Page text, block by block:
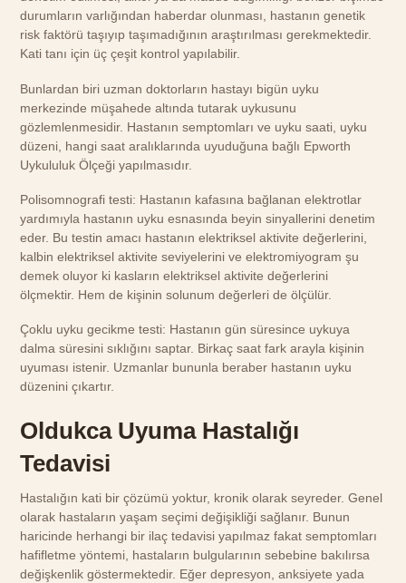
durumların varlığından haberdar olunması, hastanın genetik
risk faktörü taşıyıp taşımadığının araştırılması gerekmektedir.
Kati tanı için üç çeşit kontrol yapılabilir.
Bunlardan biri uzman doktorların hastayı bigün uyku
merkezinde müşahede altında tutarak uykusunu
gözlemlenmesidir. Hastanın semptomları ve uyku saati, uyku
düzeni, hangi saat aralıklarında uyuduğuna bağlı Epworth
Uykululuk Ölçeği yapılmasıdır.
Polisomnografi testi: Hastanın kafasına bağlanan elektrotlar
yardımıyla hastanın uyku esnasında beyin sinyallerini denetim
eder. Bu testin amacı hastanın elektriksel aktivite değerlerini,
kalbin elektriksel aktivite seviyelerini ve elektromiyogram şu
demek oluyor ki kasların elektriksel aktivite değerlerini
ölçmektir. Hem de kişinin solunum değerleri de ölçülür.
Çoklu uyku gecikme testi: Hastanın gün süresince uykuya
dalma süresini sıklığını saptar. Birkaç saat fark arayla kişinin
uyuması istenir. Uzmanlar bununla beraber hastanın uyku
düzenini çıkartır.
Oldukca Uyuma Hastalığı
Tedavisi
Hastalığın kati bir çözümü yoktur, kronik olarak seyreder. Genel
olarak hastaların yaşam seçimi değişikliği sağlanır. Bunun
haricinde herhangi bir ilaç tedavisi yapılmaz fakat semptomları
hafifletme yöntemi, hastaların bulgularının sebebine bakılırsa
değişkenlik göstermektedir. Eğer depresyon, anksiyete yada